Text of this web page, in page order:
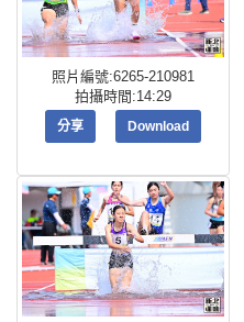
照片編號:6265-210981
拍攝時間:14:29
分享 Download